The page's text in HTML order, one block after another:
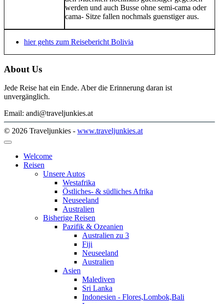
werden und auch Busse ohne semi-cama oder
cama- Sitze fallen nochmals guenstiger aus.
hier gehts zum Reisebericht Bolivia
About Us
Jede Reise hat ein Ende. Aber die Erinnerung daran ist
unvergänglich.
Email: andi@traveljunkies.at
© 2026 Traveljunkies - www.traveljunkies.at
Welcome
Reisen
Unsere Autos
Westafrika
Östliches- & südliches Afrika
Neuseeland
Australien
Bisherige Reisen
Pazifik & Ozeanien
Australien zu 3
Fiji
Neuseeland
Australien
Asien
Malediven
Sri Lanka
Indonesien - Flores,Lombok,Bali